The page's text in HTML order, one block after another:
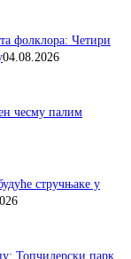
фолклора: Четири
04.08.2026
чесму палим
стручњаке у
Топчидерски парк